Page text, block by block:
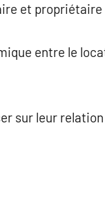
et propriétaire
entre le
sur leur